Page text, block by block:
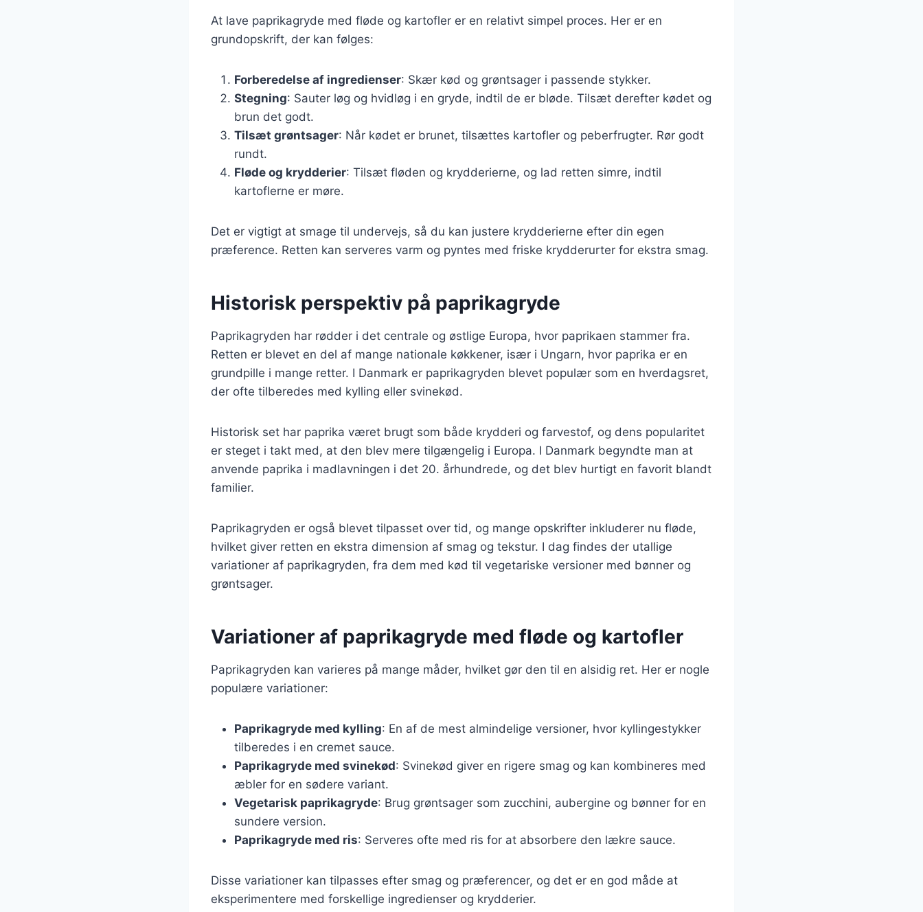
At lave paprikagryde med fløde og kartofler er en relativt simpel proces. Her er en
grundopskrift, der kan følges:
Forberedelse af ingredienser: Skær kød og grøntsager i passende stykker.
Stegning: Sauter løg og hvidløg i en gryde, indtil de er bløde. Tilsæt derefter kødet og
brun det godt.
Tilsæt grøntsager: Når kødet er brunet, tilsættes kartofler og peberfrugter. Rør godt
rundt.
Fløde og krydderier: Tilsæt fløden og krydderierne, og lad retten simre, indtil
kartoflerne er møre.
Det er vigtigt at smage til undervejs, så du kan justere krydderierne efter din egen
præference. Retten kan serveres varm og pyntes med friske krydderurter for ekstra smag.
Historisk perspektiv på paprikagryde
Paprikagryden har rødder i det centrale og østlige Europa, hvor paprikaen stammer fra.
Retten er blevet en del af mange nationale køkkener, især i Ungarn, hvor paprika er en
grundpille i mange retter. I Danmark er paprikagryden blevet populær som en hverdagsret,
der ofte tilberedes med kylling eller svinekød.
Historisk set har paprika været brugt som både krydderi og farvestof, og dens popularitet
er steget i takt med, at den blev mere tilgængelig i Europa. I Danmark begyndte man at
anvende paprika i madlavningen i det 20. århundrede, og det blev hurtigt en favorit blandt
familier.
Paprikagryden er også blevet tilpasset over tid, og mange opskrifter inkluderer nu fløde,
hvilket giver retten en ekstra dimension af smag og tekstur. I dag findes der utallige
variationer af paprikagryden, fra dem med kød til vegetariske versioner med bønner og
grøntsager.
Variationer af paprikagryde med fløde og kartofler
Paprikagryden kan varieres på mange måder, hvilket gør den til en alsidig ret. Her er nogle
populære variationer:
Paprikagryde med kylling: En af de mest almindelige versioner, hvor kyllingestykker
tilberedes i en cremet sauce.
Paprikagryde med svinekød: Svinekød giver en rigere smag og kan kombineres med
æbler for en sødere variant.
Vegetarisk paprikagryde: Brug grøntsager som zucchini, aubergine og bønner for en
sundere version.
Paprikagryde med ris: Serveres ofte med ris for at absorbere den lækre sauce.
Disse variationer kan tilpasses efter smag og præferencer, og det er en god måde at
eksperimentere med forskellige ingredienser og krydderier.